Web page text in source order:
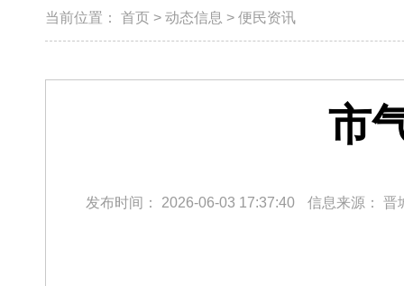
当前位置： 首页 > 动态信息 > 便民资讯
市
发布时间： 2026-06-03 17:37:40 信息来源： 晋